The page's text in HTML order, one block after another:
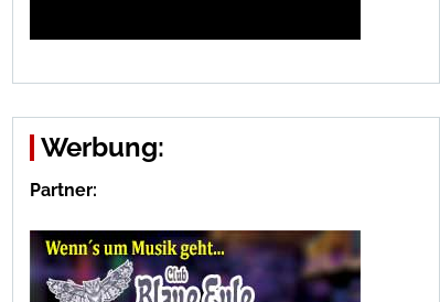
Werbung:
Partner: